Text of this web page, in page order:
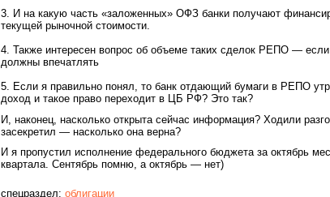
3. И на какую часть «заложенных» ОФЗ банки получают
текущей рыночной стоимости.
4. Также интересен вопрос об объеме таких сделок РЕПО —
должны впечатлять
5. Если я правильно понял, то банк отдающий бумаги в РЕПО
доход и такое право переходит в ЦБ РФ? Это так?
И, наконец, насколько открыта сейчас информация? Ходили
засекретил — насколько она верна?
И я пропустил исполнение федерального бюджета за октябрь
квартала. Сентябрь помню, а октябрь — нет)
спецраздел: облигации